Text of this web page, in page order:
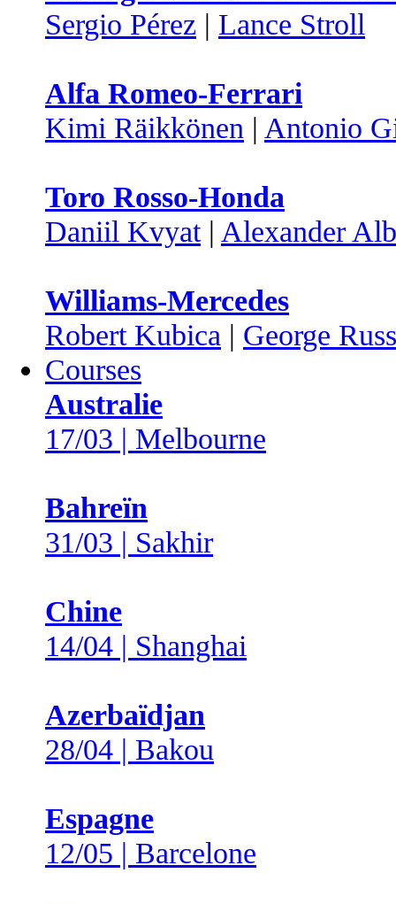
Sergio Pérez | Lance Stroll
Alfa Romeo-Ferrari
Kimi Räikkönen | Antonio
Toro Rosso-Honda
Daniil Kvyat| Alexander
Williams-Mercedes
Robert Kubica | George
Courses
Australie
17/03 | Melbourne
Bahreïn
31/03 | Sakhir
Chine
14/04 | Shanghai
Azerbaïdjan
28/04 | Bakou
Espagne
12/05 | Barcelone